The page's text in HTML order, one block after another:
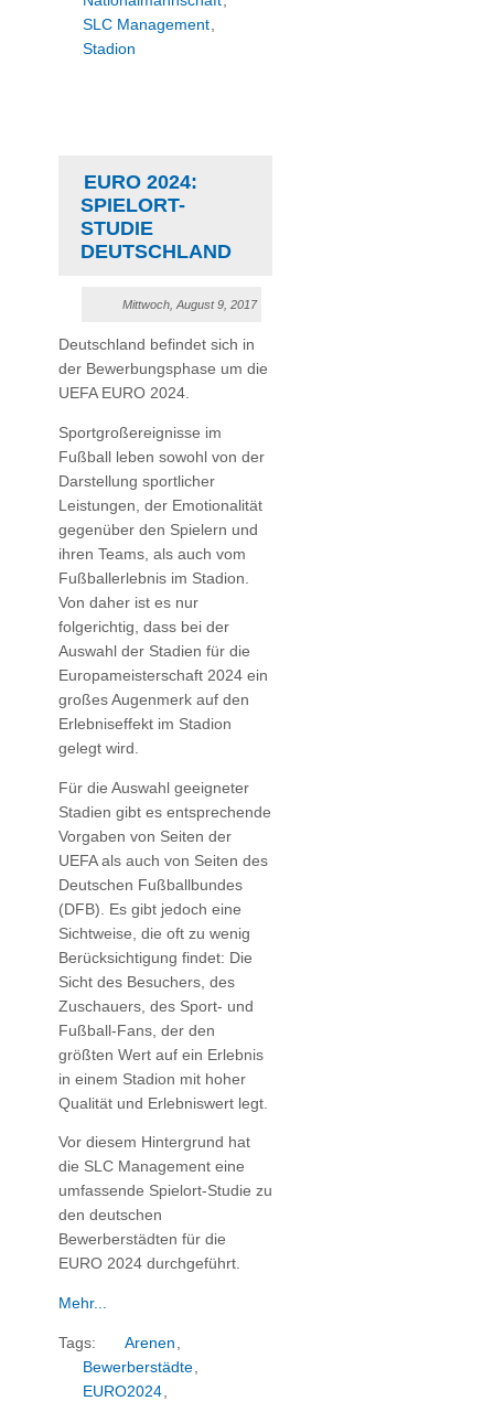
SLC Management,
Stadion
EURO 2024:
SPIELORT-
STUDIE
DEUTSCHLAND
Mittwoch, August 9, 2017
Deutschland befindet sich in
der Bewerbungsphase um die
UEFA EURO 2024.
Sportgroßereignisse im
Fußball leben sowohl von der
Darstellung sportlicher
Leistungen, der Emotionalität
gegenüber den Spielern und
ihren Teams, als auch vom
Fußballerlebnis im Stadion.
Von daher ist es nur
folgerichtig, dass bei der
Auswahl der Stadien für die
Europameisterschaft 2024 ein
großes Augenmerk auf den
Erlebniseffekt im Stadion
gelegt wird.
Für die Auswahl geeigneter
Stadien gibt es entsprechende
Vorgaben von Seiten der
UEFA als auch von Seiten des
Deutschen Fußballbundes
(DFB). Es gibt jedoch eine
Sichtweise, die oft zu wenig
Berücksichtigung findet: Die
Sicht des Besuchers, des
Zuschauers, des Sport- und
Fußball-Fans, der den
größten Wert auf ein Erlebnis
in einem Stadion mit hoher
Qualität und Erlebniswert legt.
Vor diesem Hintergrund hat
die SLC Management eine
umfassende Spielort-Studie zu
den deutschen
Bewerberstädten für die
EURO 2024 durchgeführt.
Mehr...
Tags: Arenen
Bewerberstädte
EURO2024